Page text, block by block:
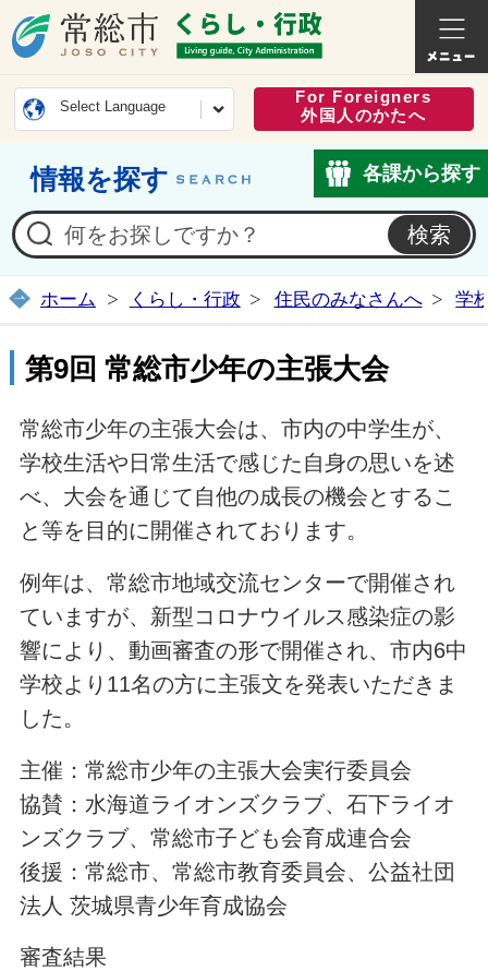
常総市公式ホームページ
くらし
Select Language
For Foreigners
外国人のかたへ
情報を探す 各課から探す
ホーム くらし・行政 住民のみなさんへ 学
第9回 常総市少年の主張大会
常総市少年の主張大会は、市内の中学生が、
学校生活や日常生活で感じた自身の思いを述
べ、大会を通じて自他の成長の機会とするこ
と等を目的に開催されております。
例年は、常総市地域交流センターで開催され
ていますが、新型コロナウイルス感染症の影
響により、動画審査の形で開催され、市内6中
学校より11名の方に主張文を発表いただきま
した。
主催：常総市少年の主張大会実行委員会
協賛：水海道ライオンズクラブ、石下ライオ
ンズクラブ、常総市子ども会育成連合会
後援：常総市、常総市教育委員会、公益社団
法人 茨城県青少年育成協会
審査結果